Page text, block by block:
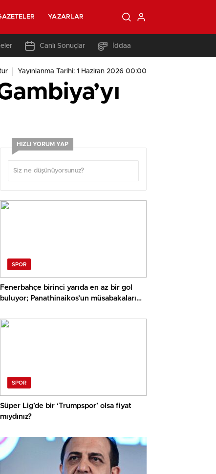
YAZARLAR
Canlı Sonuçlar İddaa
Yayınlanma Tarihi: 1 Haziran 2026 00:00
HIZLI YORUM YAP
SPOR
Fenerbahçe birinci yarıda en az bir gol
buluyor; Panathinaikos’un müsabakaları
SPOR
Süper Lig’de bir ‘Trumpspor’ olsa fiyat
mıydınız?